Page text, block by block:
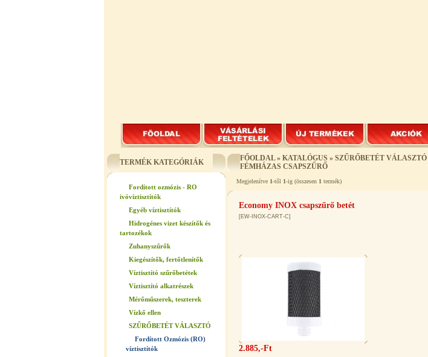
TERMÉK KATEGÓRIÁK
Fordított ozmózis - RO
ivóvíztisztítók
Egyéb víztisztítók
Hidrogénes vizet készítők és
tartozékok
Zuhanyszűrők
Kiegészítők, fertőtlenítők
Víztisztító szűrőbetétek
Víztisztító alkatrészek
Mérőműszerek, teszterek
Vízkő ellen
SZŰRŐBETÉT VÁLASZTÓ
Fordított Ozmózis (RO)
víztisztítók
FŐOLDAL» KATALÓGUS » SZŰRŐBETÉT VÁLASZTÓ
FÉMHÁZAS CSAPSZŰRŐ
Megjelenítve 1-től 1-ig (összesen 1 termék)
Economy INOX csapszűrő betét
[EW-INOX-CART-C]
2.885,-Ft